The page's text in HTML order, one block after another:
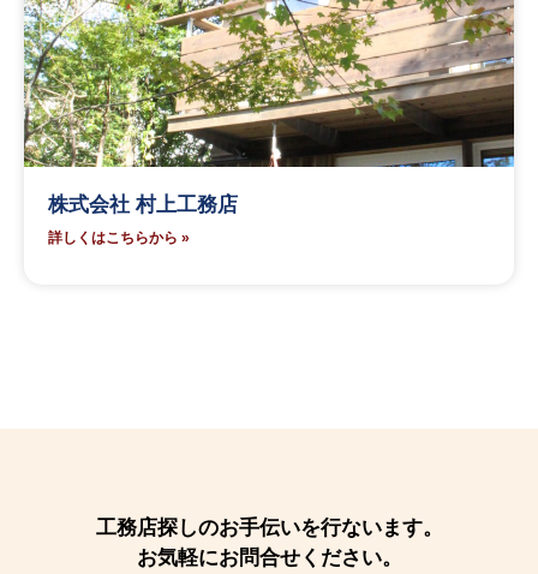
株式会社 村上工務店
詳しくはこちらから »
工務店探しのお手伝いを行ないます。
お気軽にお問合せください。